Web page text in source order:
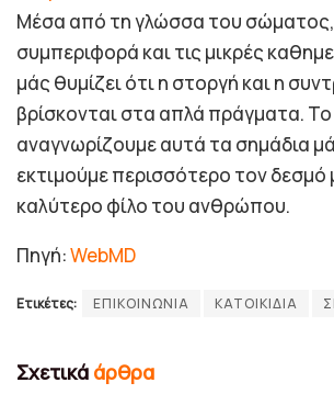
Μέσα από τη γλώσσα του
συμπεριφορά και τις μικρές
μάς θυμίζει ότι η στοργή και η
βρίσκονται στα απλά πράγματα.
αναγνωρίζουμε αυτά τα σημάδια
εκτιμούμε περισσότερο τον δεσμό
καλύτερο φίλο του ανθρώπου.
Πηγή:WebMD
Ετικέτες: ΕΠΙΚΟΙΝΩΝΙΑ ΚΑΤΟΙΚΙΔΙΑ
Σχετικά άρθρα